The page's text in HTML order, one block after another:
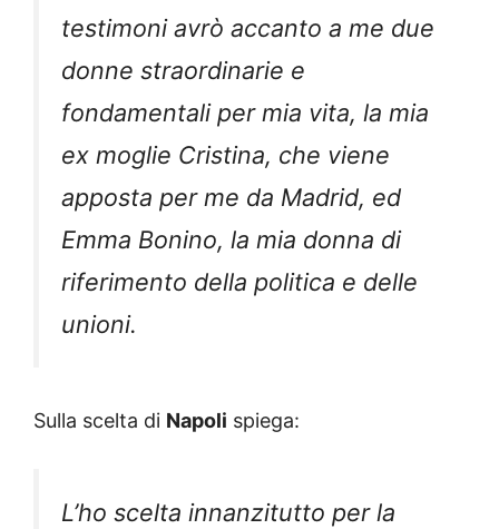
testimoni avrò accanto a me due
donne straordinarie e
fondamentali per mia vita, la mia
ex moglie Cristina, che viene
apposta per me da Madrid, ed
Emma Bonino, la mia donna di
riferimento della politica e delle
unioni.
Sulla scelta di Napoli spiega:
L’ho scelta innanzitutto per la